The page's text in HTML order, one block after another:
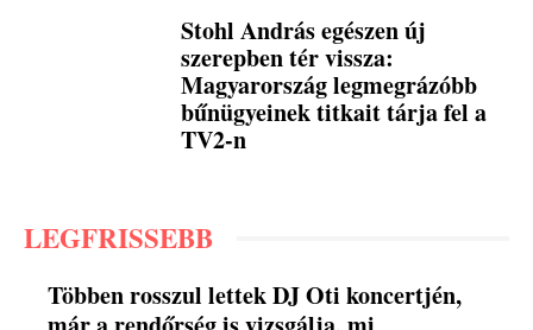
Stohl András egészen új
szerepben tér vissza:
Magyarország legmegrázóbb
bűnügyeinek titkait tárja fel a
TV2-n
LEGFRISSEBB
Többen rosszul lettek DJ Oti koncertjén,